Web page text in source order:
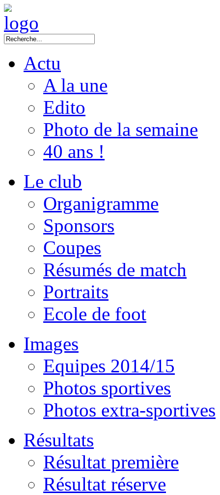
Actu
A la une
Edito
Photo de la semaine
40 ans !
Le club
Organigramme
Sponsors
Coupes
Résumés de match
Portraits
Ecole de foot
Images
Equipes 2014/15
Photos sportives
Photos extra-sportives
Résultats
Résultat première
Résultat réserve